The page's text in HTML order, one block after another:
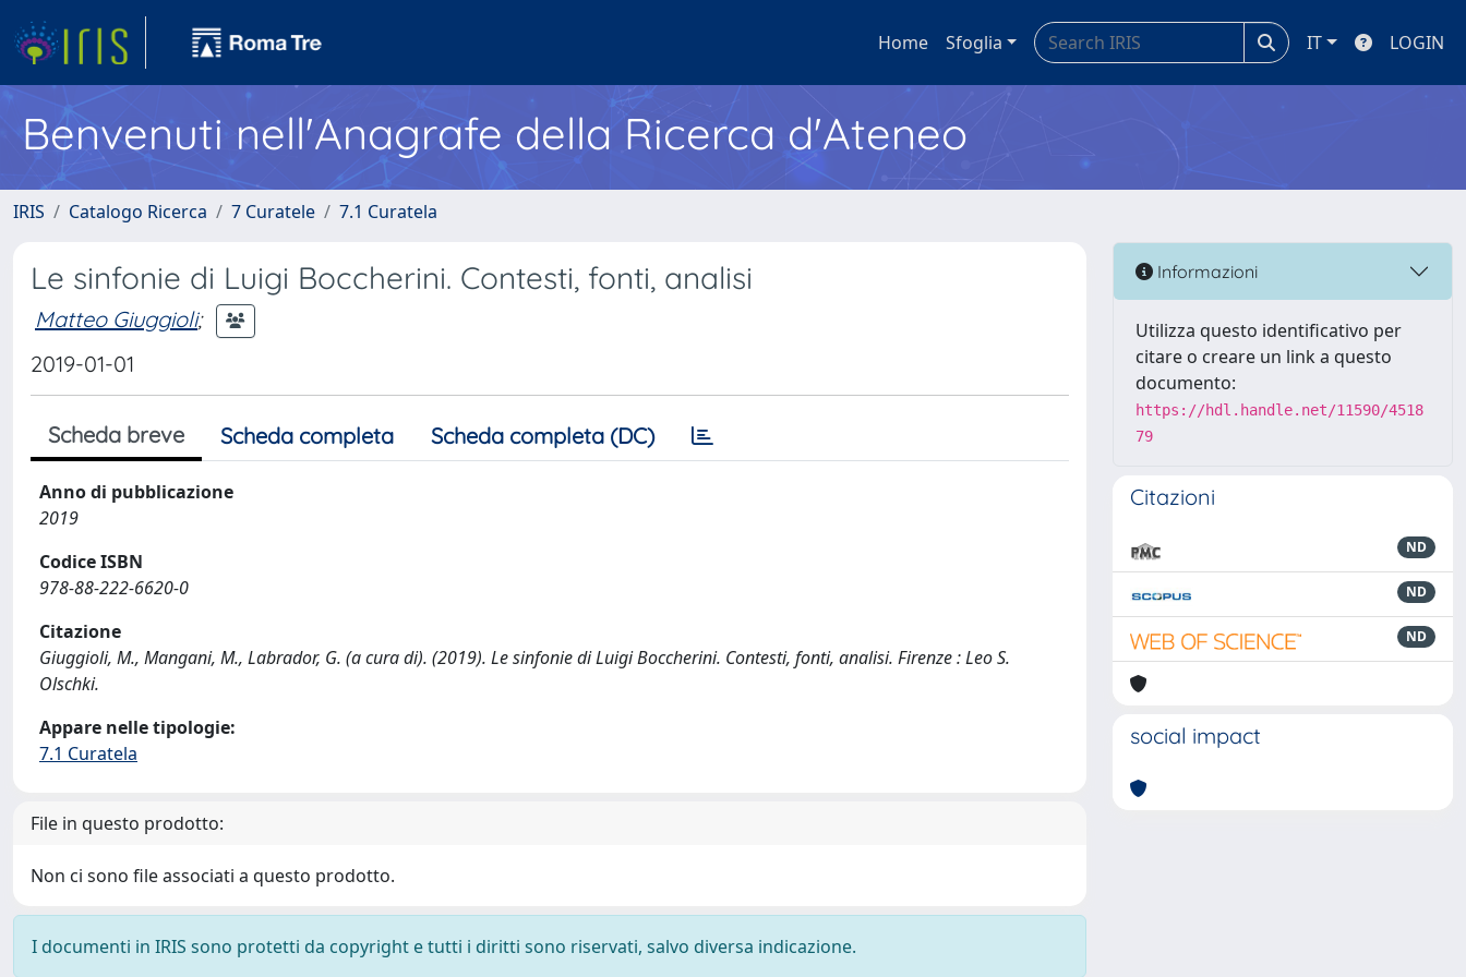
Home Sfoglia IT LOGIN
Benvenuti nell'Anagrafe della Ricerca d'Ateneo
IRIS Catalogo Ricerca 7 Curatele 7.1 Curatela
Le sinfonie di Luigi Boccherini. Contesti, fonti, analisi
Matteo Giuggioli;
2019-01-01
Scheda breve Scheda completa Scheda completa (DC)
Anno di pubblicazione
2019
Codice ISBN
978-88-222-6620-0
Citazione
Giuggioli, M., Mangani, M., Labrador, G. (a cura di). (2019). Le sinfonie di Luigi Boccherini. Contesti, fonti, analisi. Firenze : Leo S.
Olschki.
Appare nelle tipologie:
7.1 Curatela
File in questo prodotto:
Non ci sono file associati a questo prodotto.
I documenti in IRIS sono protetti da copyright e tutti i diritti sono riservati, salvo diversa indicazione.
Informazioni
Utilizza questo identificativo per
citare o creare un link a questo
documento:
https://hdl.handle.net/11590/4518
79
Citazioni
ND
ND
ND
social impact